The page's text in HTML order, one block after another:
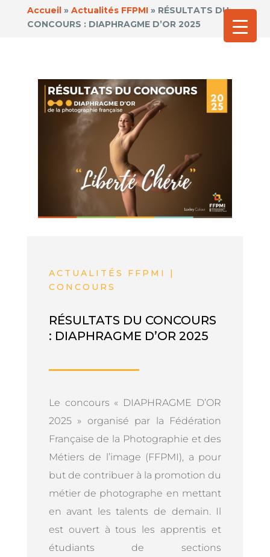
Accueil» Actualités FFPMI» RÉSULTATS DU
CONCOURS : DIAPHRAGME D’OR 2025
ACTUALITÉS FFPMI |
CONCOURS
RÉSULTATS DU CONCOURS
: DIAPHRAGME D’OR 2025
Le concours « DIAPHRAGME D’OR
2025 » organisé par la Fédération
Française de la Photographie et des
Métiers de l’image (FFPMI), a pour
but de contribuer à la promotion du
métier de photographe en mettant
en avant les talents de demain. Il
est ouvert à tous les apprentis et
étudiants de sections